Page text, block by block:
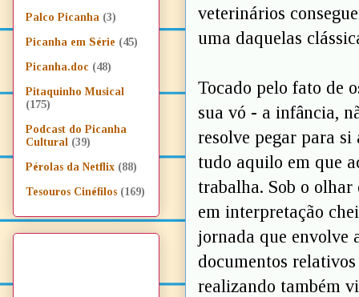
veterinários
uma daquelas
Tocado pelo fato de
sua vó - a infância,
resolve pegar para
tudo aquilo em que
trabalha. Sob o
em interpretação
jornada que envolve
documentos
realizando também
Palco Picanha (3)
Picanha em Série (45)
Picanha.doc (48)
Pitaquinho Musical
(175)
Podcast do Picanha
Cultural (39)
Pérolas da Netflix (88)
Tesouros Cinéfilos (169)